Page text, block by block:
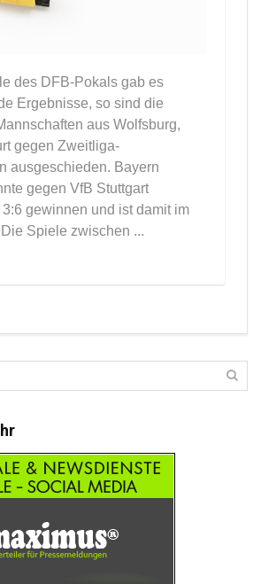
des DFB-Pokals gab es
Ergebnisse, so sind die
aus Wolfsburg,
gegen Zweitliga-
ausgeschieden. Bayern
gegen VfB Stuttgart
gewinnen und ist damit im
Spiele zwischen ...